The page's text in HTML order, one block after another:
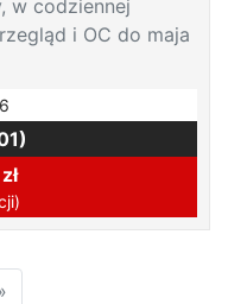
w codziennej
i OC do maja